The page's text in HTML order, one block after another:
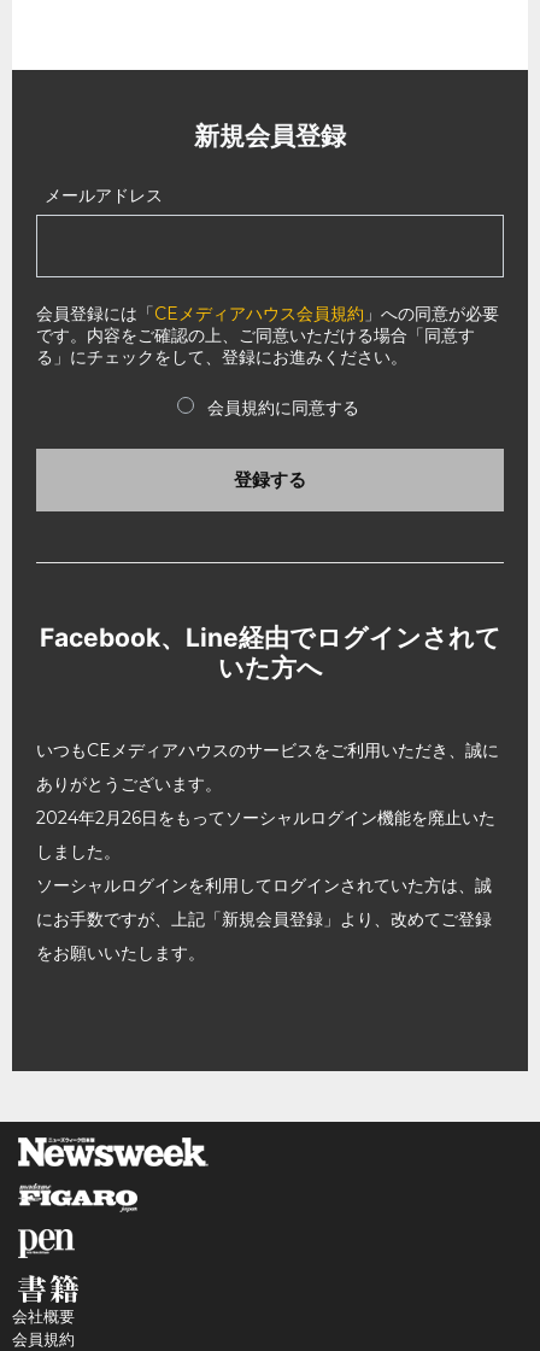
新規会員登録
メールアドレス
会員登録には「CEメディアハウス会員規約 」への同意が必要
です。内容をご確認の上、ご同意いただける場合「同意す
る」にチェックをして、登録にお進みください。
会員規約に同意する
登録する
Facebook、Line経由でログインされて
いた方へ
いつもCEメディアハウスのサービスをご利用いただき、誠に
ありがとうございます。
2024年2月26日をもってソーシャルログイン機能を廃止いた
しました。
ソーシャルログインを利用してログインされていた方は、誠
にお手数ですが、上記「新規会員登録」より、改めてご登録
をお願いいたします。
会社概要
会員規約